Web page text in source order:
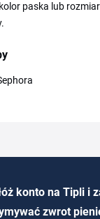
paska lub
konto na Tipli i
zwrot